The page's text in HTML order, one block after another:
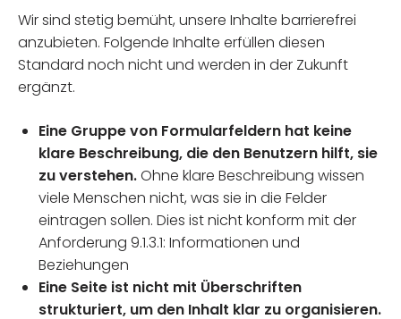
Wir sind stetig bemüht, unsere Inhalte barrierefrei
anzubieten. Folgende Inhalte erfüllen diesen
Standard noch nicht und werden in der Zukunft
ergänzt.
Eine Gruppe von Formularfeldern hat keine
klare Beschreibung, die den Benutzern hilft, sie
zu verstehen.Ohne klare Beschreibung wissen
viele Menschen nicht, was sie in die Felder
eintragen sollen. Dies ist nicht konform mit der
Anforderung 9.1.3.1: Informationen und
Beziehungen
Eine Seite ist nicht mit Überschriften
strukturiert, um den Inhalt klar zu organisieren.